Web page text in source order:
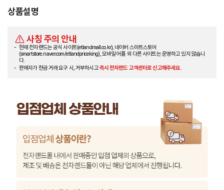
상품설명
사칭 주의 안내
현재 전자랜드는 공식 사이트(etlandmall.co.kr), 네이버 스마트스토어
(smartstore.naver.com/etlandpriceking), 모바일 어플 외 다른 사이트는 운영하고 있지 않습니
다.
판매자가 현금 거래 요구 시, 거부하시고즉시 전자랜드 고객센터로 신고해주세요.